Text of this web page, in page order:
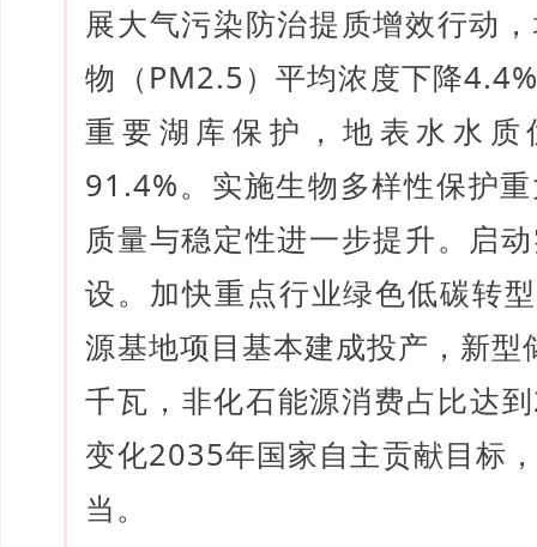
展大气污染防治提质增效行动
物（PM2.5）平均浓度下降
重要湖库保护，地表水水
91.4%。实施生物多样性保护
质量与稳定性进一步提升。启
设。加快重点行业绿色低碳转
源基地项目基本建成投产，新
千瓦，非化石能源消费占比达
变化2035年国家自主贡献目标
当。